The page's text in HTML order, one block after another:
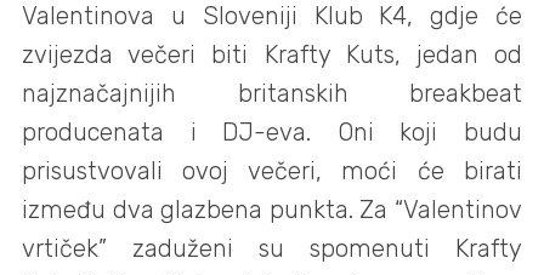
Valentinova u Sloveniji Klub K4, gdje će
zvijezda večeri biti Krafty Kuts, jedan od
najznačajnijih britanskih breakbeat
producenata i DJ-eva. Oni koji budu
prisustvovali ovoj večeri, moći će birati
između dva glazbena punkta. Za “Valentinov
vrtiček” zaduženi su spomenuti Krafty